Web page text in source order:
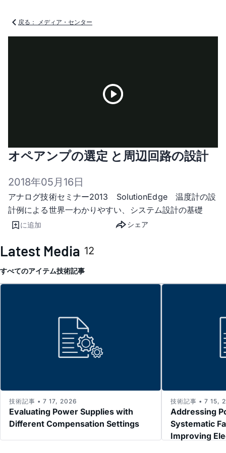
戻る： メディア・センター
Video
オペアンプの選定 と周辺回路の設計
2018年05月16日
アナログ技術セミナー2013 SolutionEdge 温度計の設
計例による世界一わかりやすい、システム設計の基礎
に追加 シェア
Latest Media 12
すべてのアイテム技術記事
Evaluating Power Supplies with
Different Compensation Settings
技術記事 • 7 17, 2026
Addressing
Systematic
Improving
技術記事 • 7 15,